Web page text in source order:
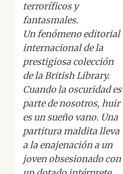
terroríficos y
fantasmales.
Un fenómeno editorial
internacional de la
prestigiosa colección
de la British Library.
Cuando la oscuridad es
parte de nosotros, huir
es un sueño vano. Una
partitura maldita lleva
a la enajenación a un
joven obsesionado con